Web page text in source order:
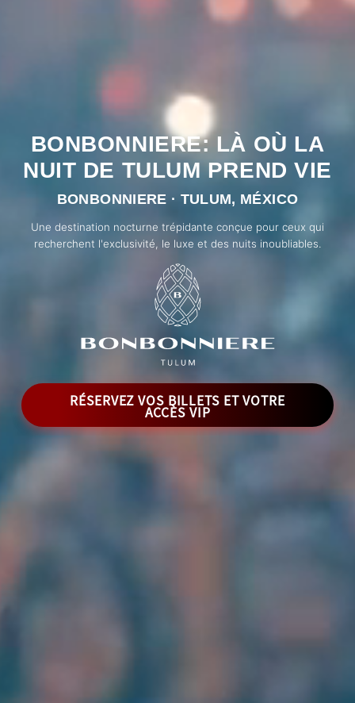
BONBONNIERE: LÀ OÙ LA
NUIT DE TULUM PREND VIE
BONBONNIERE · TULUM, MÉXICO
Une destination nocturne trépidante conçue pour ceux qui
recherchent l'exclusivité, le luxe et des nuits inoubliables.
RÉSERVEZ VOS BILLETS ET VOTRE
ACCÈS VIP